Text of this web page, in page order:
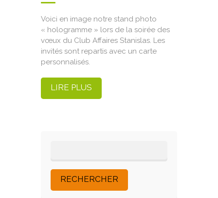
Voici en image notre stand photo
« hologramme » lors de la soirée des
vœux du Club Affaires Stanislas. Les
invités sont repartis avec un carte
personnalisés.
LIRE PLUS